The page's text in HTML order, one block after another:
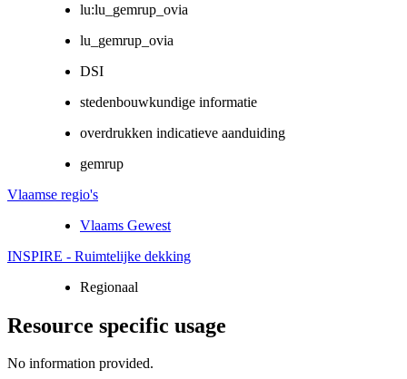
lu:lu_gemrup_ovia
lu_gemrup_ovia
DSI
stedenbouwkundige informatie
overdrukken indicatieve aanduiding
gemrup
Vlaamse regio's
Vlaams Gewest
INSPIRE - Ruimtelijke dekking
Regionaal
Resource specific usage
No information provided.